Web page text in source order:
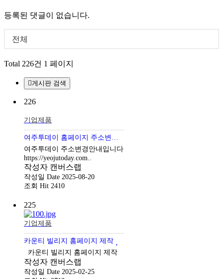
등록된 댓글이 없습니다.
전체
Total 226건 1 페이지
게시판 검색
226
기업제품
여주투데이 주소변경안내입니다
https://yeojutoday.com..
작성자 캔버스랩
작성일 Date 2025-08-20
조회 Hit 2410
225
기업제품
카운티 빌리지 홈페이지 제작
카운티 빌리지 홈페이지 제작
작성자 캔버스랩
작성일 Date 2025-02-25